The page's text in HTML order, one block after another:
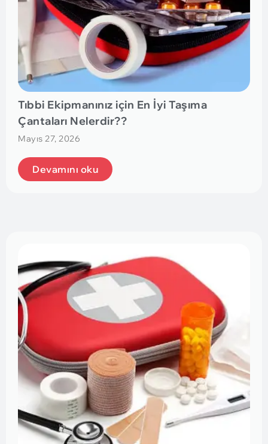
Tıbbi Ekipmanınız için En İyi Taşıma
Çantaları Nelerdir??
Mayıs 27, 2026
Devamını oku